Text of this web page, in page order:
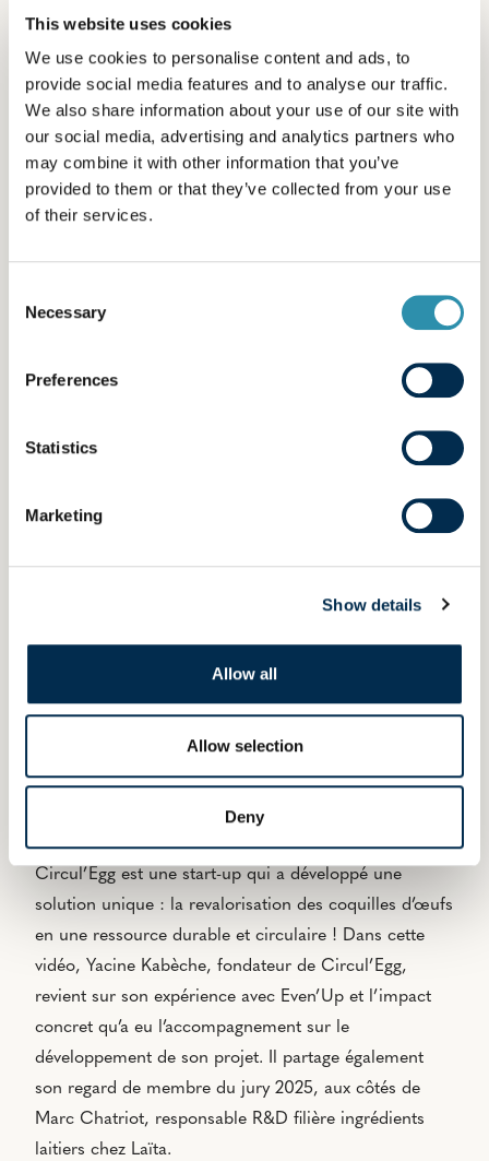
This website uses cookies
We use cookies to personalise content and ads, to
provide social media features and to analyse our traffic.
We also share information about your use of our site with
our social media, advertising and analytics partners who
may combine it with other information that you’ve
provided to them or that they’ve collected from your use
of their services.
Selection
Necessary
Preferences
Statistics
Marketing
Show details
Allow all
Allow selection
Deny
l’innovation
Depuis 2018, le groupe Even organise Even’Up,
son appel à projets innovants dédié aux start-
up de l’AgriTech et de la FoodTech. Mené en
partenariat avec Le Village by CA Finistère,
Valorial et, depuis 2025, Supernova Invest,
solutions concrètes au service des transitions
dispositif offre aux lauréats une dotation de 20
Even et l’opportunité de tester leurs solutions
Retour d'expérience
avec Circul’Egg
Lauréate du programme Even’Up édition 2021,
Circul’Egg est une start-up qui a développé une
solution unique : la revalorisation des coquilles d’œufs
en une ressource durable et circulaire ! Dans cette
vidéo, Yacine Kabèche, fondateur de Circul’Egg,
revient sur son expérience avec Even’Up et l’impact
concret qu’a eu l’accompagnement sur le
développement de son projet. Il partage également
son regard de membre du jury 2025, aux côtés de
Marc Chatriot, responsable R&D filière ingrédients
laitiers chez Laïta.